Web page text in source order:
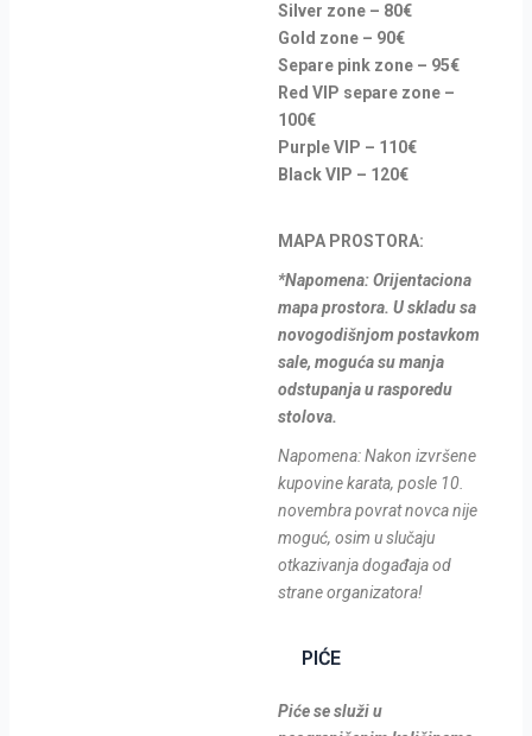
Silver zone – 80€
Gold zone – 90€
Separe pink zone – 95€
Red VIP separe zone –
100€
Purple VIP – 110€
Black VIP – 120€
MAPA PROSTORA:
*Napomena: Orijentaciona
mapa prostora. U skladu sa
novogodišnjom postavkom
sale, moguća su manja
odstupanja u rasporedu
stolova.
Napomena: Nakon izvršene
kupovine karata, posle 10.
novembra povrat novca nije
moguć, osim u slučaju
otkazivanja događaja od
strane organizatora!
PIĆE
Piće se služi u